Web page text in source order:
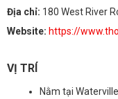
Địa chỉ: 180 West River
Website: https://
VỊ TRÍ
Nằm tại